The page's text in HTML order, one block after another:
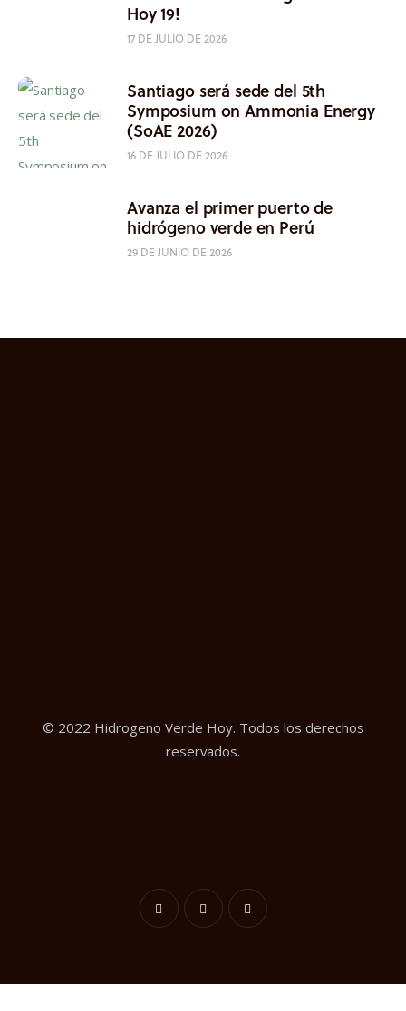
Hoy 19!
17 DE JULIO DE 2026
Santiago será sede del 5th
Symposium on Ammonia Energy
(SoAE 2026)
16 DE JULIO DE 2026
Avanza el primer puerto de
hidrógeno verde en Perú
29 DE JUNIO DE 2026
© 2022 Hidrogeno Verde Hoy. Todos los derechos
reservados.